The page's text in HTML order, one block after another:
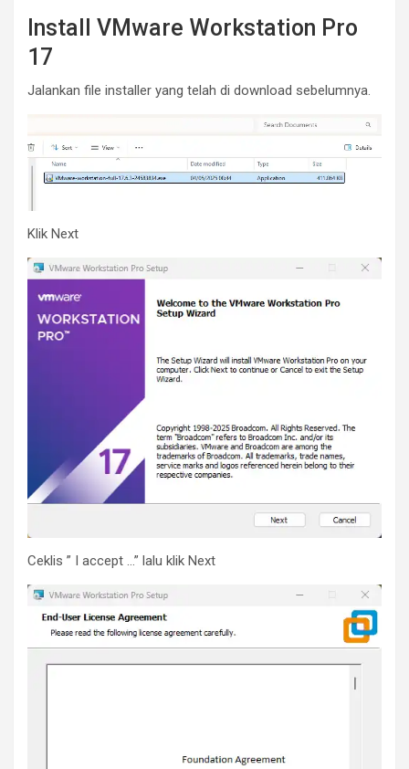
Install VMware Workstation Pro
17
Jalankan file installer yang telah di download sebelumnya.
Klik Next
Ceklis ” I accept …” lalu klik Next